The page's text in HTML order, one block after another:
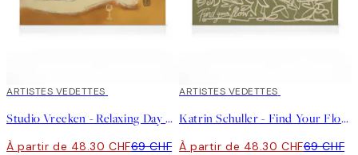
30%*
ARTISTES VEDETTES
Studio Vreeken - Relaxing Day No1 Toile
À partir de 48.30 CHF69 CHF
30%*
ARTISTES VEDETTES
Katrin Schuller - Find Your Flow Toile
À partir de 48.30 CHF69 CHF